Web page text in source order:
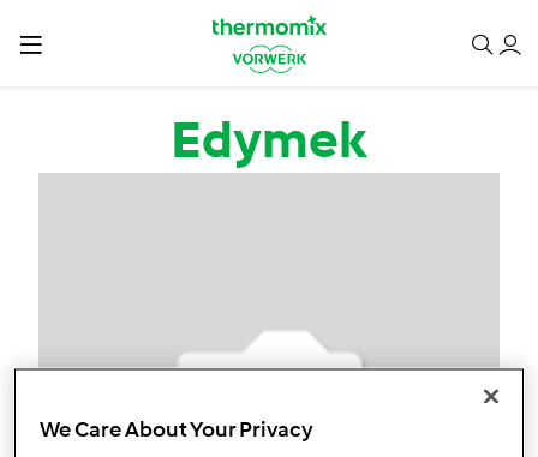
Edymek
We Care About Your Privacy